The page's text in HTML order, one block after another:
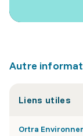
Autre
Liens utiles
Ortra